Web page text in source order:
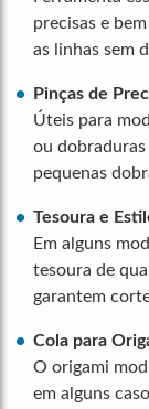
precisas e
as linhas sem
Pinças de
Úteis para
ou dobraduras
pequenas
Tesoura e
Em alguns
tesoura de
garantem
Cola para
O origami
em alguns